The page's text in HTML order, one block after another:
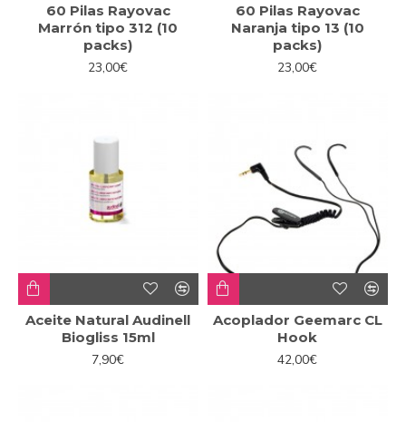
60 Pilas Rayovac
Marrón tipo 312 (10
packs)
23,00€
60 Pilas Rayovac
Naranja tipo 13 (10
packs)
23,00€
Aceite Natural Audinell
Biogliss 15ml
7,90€
Acoplador Geemarc CL
Hook
42,00€